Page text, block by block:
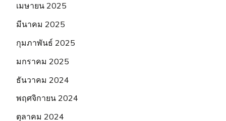
เมษายน 2025
มีนาคม 2025
กุมภาพันธ์ 2025
มกราคม 2025
ธันวาคม 2024
พฤศจิกายน 2024
ตุลาคม 2024